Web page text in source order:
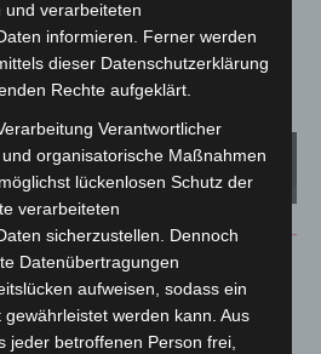
und damit einen
Daseinsvorsorge. Sie muss
1 von 1
verarbeiteten
informieren. Ferner werden
dieser Datenschutzerklärung
Rechte aufgeklärt.
Verantwortlicher
organisatorische Maßnahmen
lückenlosen Schutz der
verarbeiteten
sicherzustellen. Dennoch
Datenübertragungen
aufweisen, sodass ein
werden kann. Aus
jeder betroffenen Person frei,